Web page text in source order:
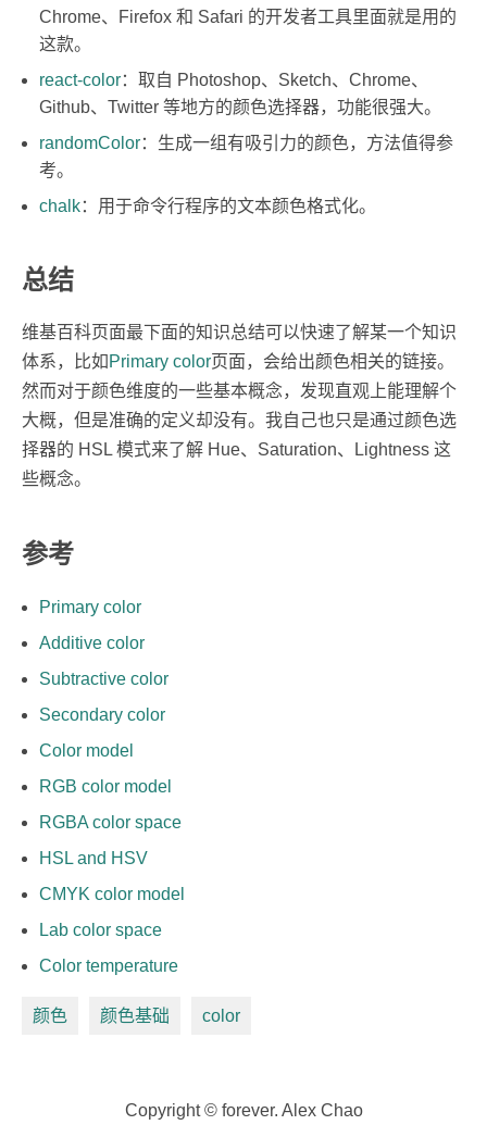
Chrome、Firefox 和 Safari 的开发者工具里面就是用的
这款。
react-color：取自 Photoshop、Sketch、Chrome、
Github、Twitter 等地方的颜色选择器，功能很强大。
randomColor：生成一组有吸引力的颜色，方法值得参
考。
chalk：用于命令行程序的文本颜色格式化。
总结
维基百科页面最下面的知识总结可以快速了解某一个知识
体系，比如 Primary color页面，会给出颜色相关的链接。
然而对于颜色维度的一些基本概念，发现直观上能理解个
大概，但是准确的定义却没有。我自己也只是通过颜色选
择器的 HSL 模式来了解 Hue、Saturation、Lightness 这
些概念。
参考
Primary color
Additive color
Subtractive color
Secondary color
Color model
RGB color model
RGBA color space
HSL and HSV
CMYK color model
Lab color space
Color temperature
颜色 颜色基础 color
Copyright © forever. Alex Chao